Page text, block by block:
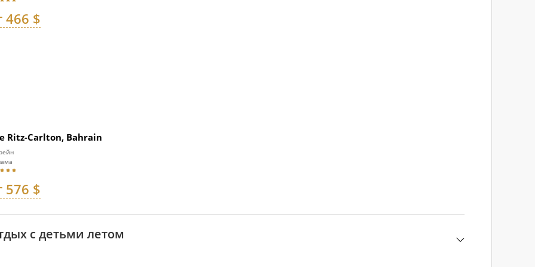
466 $
Ritz-Carlton, Bahrain
576 $
с детьми летом